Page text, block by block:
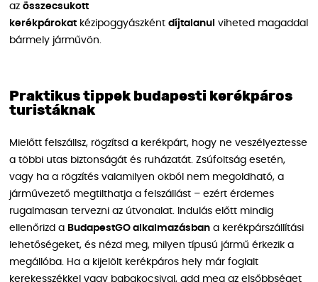
az összecsukott
kerékpárokat kézipoggyászként díjtalanul viheted magaddal
bármely járművön.
Praktikus tippek budapesti kerékpáros
turistáknak
Mielőtt felszállsz, rögzítsd a kerékpárt, hogy ne veszélyeztesse
a többi utas biztonságát és ruházatát. Zsúfoltság esetén,
vagy ha a rögzítés valamilyen okból nem megoldható, a
járművezető megtilthatja a felszállást – ezért érdemes
rugalmasan tervezni az útvonalat. Indulás előtt mindig
ellenőrizd a BudapestGO alkalmazásban a kerékpárszállítási
lehetőségeket, és nézd meg, milyen típusú jármű érkezik a
megállóba. Ha a kijelölt kerékpáros hely már foglalt
kerekesszékkel vagy babakocsival, add meg az elsőbbséget